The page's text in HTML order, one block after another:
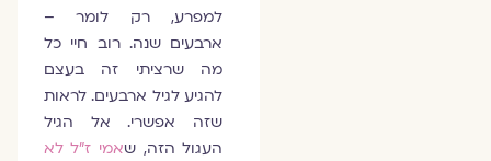
למפרע, רק לומר –
ארבעים שנה. רוב חיי כל
מה שרציתי זה בעצם
להגיע לגיל ארבעים. לראות
שזה אפשרי. אל הגיל
העגול הזה, שאמי ז״ל לא